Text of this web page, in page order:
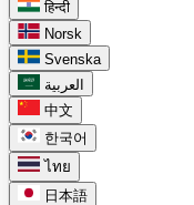
हिन्दी
Norsk
Svenska
العربية
中文
한국어
ไทย
日本語